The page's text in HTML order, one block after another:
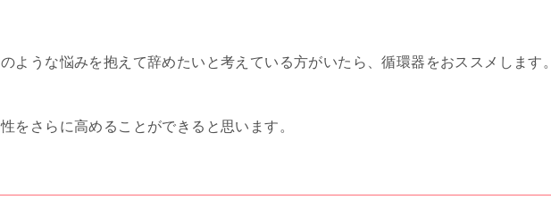
ような悩みを抱えて辞めたいと考えている方がいたら、循環器をおススメします。
をさらに高めることができると思います。